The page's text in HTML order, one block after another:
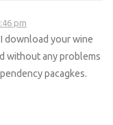
pm
download your wine
without any problems
pacagkes.